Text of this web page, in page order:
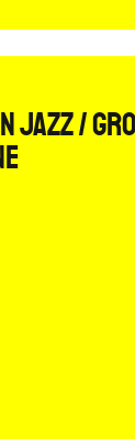
Jazz /